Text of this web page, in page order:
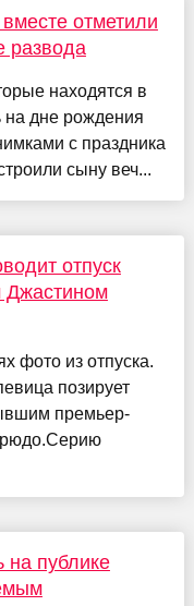
отметили
развода
находятся в
на дне рождения
с праздника
сыну веч...
отпуск
Джастином
фото из отпуска.
позирует
премьер-
публике